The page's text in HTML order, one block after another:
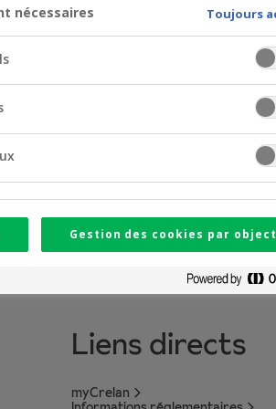
Liens directs
myCrelan
nécessaires Toujours
Gestion des cookies par